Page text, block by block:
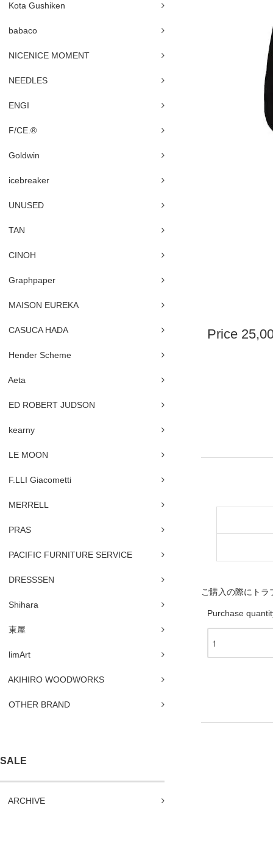
Kota Gushiken
babaco
NICENICE MOMENT
NEEDLES
ENGI
F/CE.®
Goldwin
icebreaker
UNUSED
TAN
CINOH
Graphpaper
MAISON EUREKA
CASUCA HADA
Hender Scheme
Aeta
ED ROBERT JUDSON
kearny
LE MOON
F.LLI Giacometti
MERRELL
PRAS
PACIFIC FURNITURE SERVICE
DRESSSEN
Shihara
東屋
limArt
AKIHIRO WOODWORKS
OTHER BRAND
SALE
ARCHIVE
Price
ご購入の際にト
Purchase